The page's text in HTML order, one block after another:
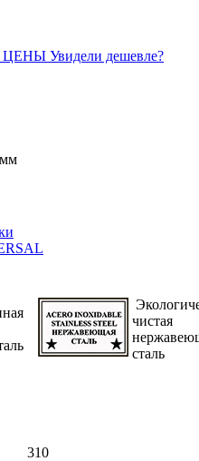
ЦЕНЫ Увидели дешевле?
чистая
сталь
310